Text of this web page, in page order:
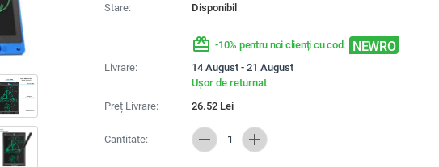
Stare: Disponibil
redeem -10% pentru noi clienți cu cod: NEWRO
Livrare:
14 August - 21 August
Ușor de returnat
Preț Livrare:
26.52Lei
Cantitate: remove 1 add